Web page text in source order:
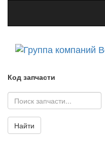
Код запчасти
Найти